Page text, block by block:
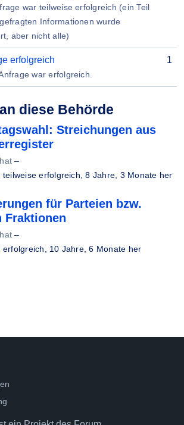
war teilweise erfolgreich (ein Teil
Informationen wurde
aber nicht alle)
erfolgreich
war erfolgreich.
1
diese Behörde
Streichungen aus
–
teilweise erfolgreich,8 Jahre, 3 Monate her
für Parteien bzw.
Fraktionen
–
erfolgreich, 10 Jahre, 6 Monate her